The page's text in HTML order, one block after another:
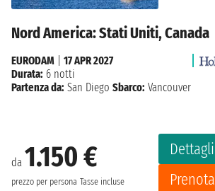
Nord America: Stati Uniti, Canada
da 1.150 €
prezzo per persona Tasse incluse
Dettagli
Prenota
EURODAM
17 APR 2027
Durata: 6 notti
Partenza da: San Diego Sbarco: Vancouver